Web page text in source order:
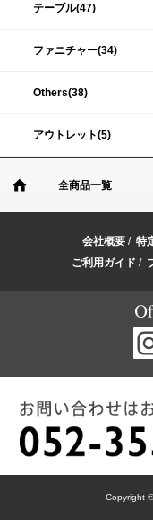
テーブル(47)
ファニチャー(34)
Others(38)
アウトレット(5)
全商品一覧
会社概要 / 特
ご利用ガイド /
Copyright